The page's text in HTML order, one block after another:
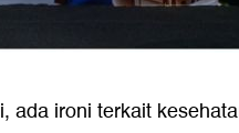
ironi terkait